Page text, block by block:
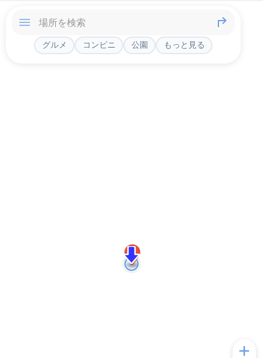
グルメ コンビニ 公園 もっと見る